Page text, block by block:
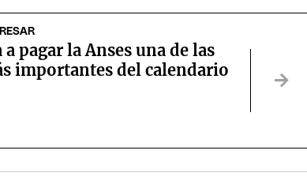
a pagar la Anses una de las
importantes del calendario